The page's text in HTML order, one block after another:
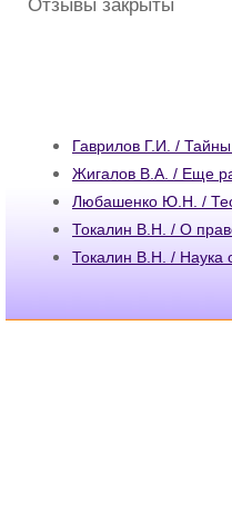
Отзывы закрыты
Гаврилов Г.И. /
Жигалов В.А. / Еще
Любашенко Ю.Н. /
Токалин В.Н. / О
Токалин В.Н. / Наука